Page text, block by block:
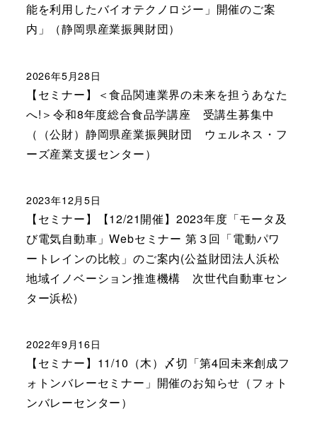
能を利用したバイオテクノロジー」開催のご案
内」（静岡県産業振興財団）
【セミナー】＜食品関連業界の未来を担うあなた
へ!＞令和8年度総合食品学講座 受講生募集中
（（公財）静岡県産業振興財団 ウェルネス・フ
ーズ産業支援センター）
2026年5月28日
【セミナー】【12/21開催】2023年度「モータ及
び電気自動車」Webセミナー 第３回「電動パワ
ートレインの比較」のご案内(公益財団法人浜松
地域イノベーション推進機構 次世代自動車セン
ター浜松)
2023年12月5日
【セミナー】11/10（木）〆切「第4回未来創成フ
ォトンバレーセミナー」開催のお知らせ（フォト
ンバレーセンター）
2022年9月16日